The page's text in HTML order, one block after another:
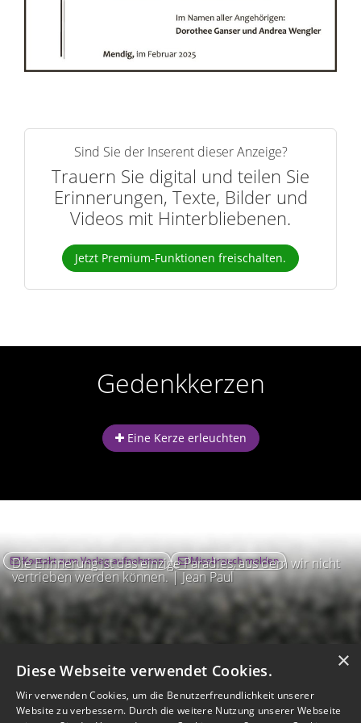
n
Sind Sie der Inserent dieser Anzeige?
Trauern Sie digital und teilen Sie
Erinnerungen, Texte, Bilder und
Videos mit Hinterbliebenen.
Jetzt Premium-Funktionen freischalten.
Gedenkkerzen
Eine Kerze erleuchten
Die Erinnerung ist das einzige Paradies, aus dem wir nicht
vertrieben werden können. | Jean Paul
Kontakt zum Verlag aufnehmen Missbrauch melden
×
Diese Webseite verwendet Cookies.
Wir verwenden Cookies, um die Benutzerfreundlichkeit unserer
Website zu verbessern. Durch die weitere Nutzung unserer Webseite